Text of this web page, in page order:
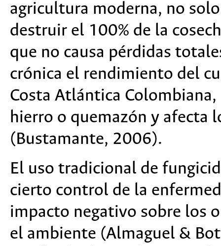
agricultura moderna, no
destruir el 100% de la
que no causa pérdidas
crónica el rendimiento del
Costa Atlántica
hierro o quemazón y afecta
(Bustamante, 2006).
El uso tradicional de
cierto control de la
impacto negativo sobre los
el ambiente (Almaguel &